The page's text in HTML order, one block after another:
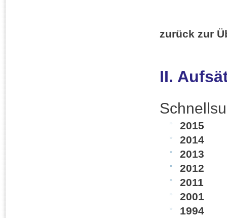
zurück zur
II.
2015
2014
2013
2012
2011
2001
1994